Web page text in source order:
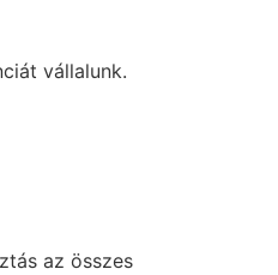
vállalunk.
az összes